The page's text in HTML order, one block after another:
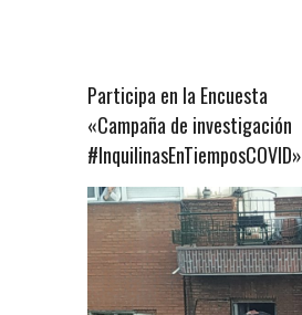
Participa en la Encuesta
«Campaña de investigación
#InquilinasEnTiemposCOVID»